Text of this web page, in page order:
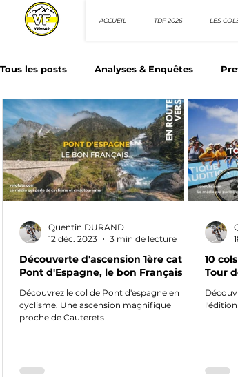
ACCUEIL TDF 2026 LES
Tous les posts Analyses & Enquêtes
Les Tuto cyclisme Nos séries - Top 10
Top 10 sprinteurs Top 10 rouleurs
Villes et itinéraire cyclos
Découverte d'ascension 1ère cat :
Pont d'Espagne, le bon Français
Découvrez le col de Pont d'espagne en
cyclisme. Une ascension magnifique
proche de Cauterets
Quentin DURAND
12 déc. 2023
3 min de lecture
10
Tour